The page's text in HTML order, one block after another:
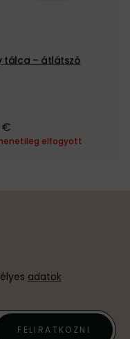
tálca – átlátszó
€
elfogyott
adatok
FELIRATKOZNI